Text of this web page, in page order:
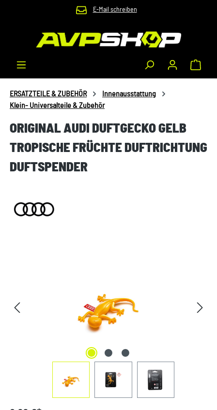
Zum Hauptinhalt springen E-Mail schreiben
ERSATZTEILE & ZUBEHÖR
Innenausstattung
Klein- Universalteile & Zubehör
ORIGINAL AUDI DUFTGECKO GELB
TROPISCHE FRÜCHTE DUFTRICHTUNG
DUFTSPENDER